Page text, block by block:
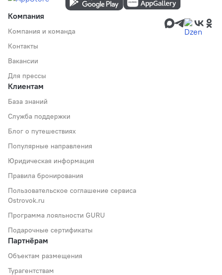
Компания
Компания и команда
Контакты
Вакансии
Для прессы
Клиентам
База знаний
Служба поддержки
Блог о путешествиях
Популярные направления
Юридическая информация
Правила бронирования
Пользовательское соглашение сервиса
Ostrovok.ru
Программа лояльности GURU
Подарочные сертификаты
Партнёрам
Объектам размещения
Турагентствам